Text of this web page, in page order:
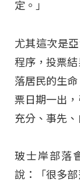
定。」
尤其這次是
程序，投票
落居民的生
票日期一出
充分、事先
玻士岸部落
說：「很多